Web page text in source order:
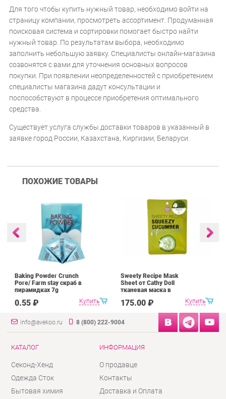
Для того чтобы купить нужный товар, необходимо войти на
страницу компании, просмотреть ассортимент. Продуманная
поисковая система и сортировки помогает быстро найти
нужный товар. По результатам выбора, необходимо
заполнить небольшую заявку. Специалисты онлайн-магазина
созвонятся с вами для уточнения основных вопросов
покупки. При появлении неопределенностей с приобретением
специалисты магазина дадут консультации и
поспособствуют в процессе приобретения оптимального
средства.
Существует услуга службы доставки товаров в указанный в
заявке город России, Казахстана, Киргизии, Беларуси.
ПОХОЖИЕ ТОВАРЫ
Купить
Baking Powder Crunch
Pore/ Farm stay скраб в
пирамидках 7g
0.55 ₽ Купить
Sweety Recipe Mask
Sheet от Cathy Doll
тканевая маска в
175.00 ₽
info@avekoo.ru 8 (800) 222-9004
КАТАЛОГ
Секонд-Хенд
Одежда Сток
Бытовая химия
ИНФОРМАЦИЯ
О продавце
Контакты
Доставка и Оплата